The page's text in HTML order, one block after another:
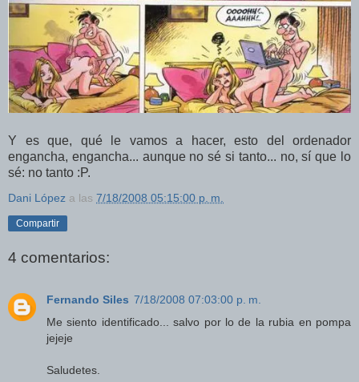
Y es que, qué le vamos a hacer, esto del ordenador
engancha, engancha... aunque no sé si tanto... no, sí que lo
sé: no tanto :P.
Dani López a las 7/18/2008 05:15:00 p. m.
Compartir
4 comentarios:
Fernando Siles 7/18/2008 07:03:00 p. m.
Me siento identificado... salvo por lo de la rubia en pompa
jejeje
Saludetes.